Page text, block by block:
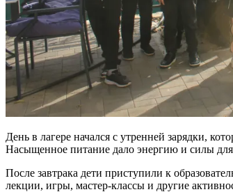
День в лагере начался с утренней зарядки,
Насыщенное питание дало энергию и силы
После завтрака дети приступили к
лекции, игры, мастер-классы и другие